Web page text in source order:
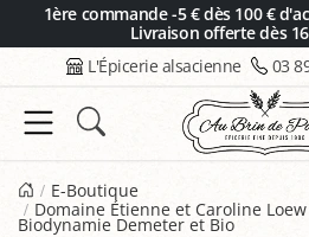
1ère commande -5 € dès 100 €
Livraison offerte dès
L'Épicerie alsacienne 03
E-Boutique
Domaine Étienne et Caroline
Biodynamie Demeter et Bio
Panneau de gestion des cookies